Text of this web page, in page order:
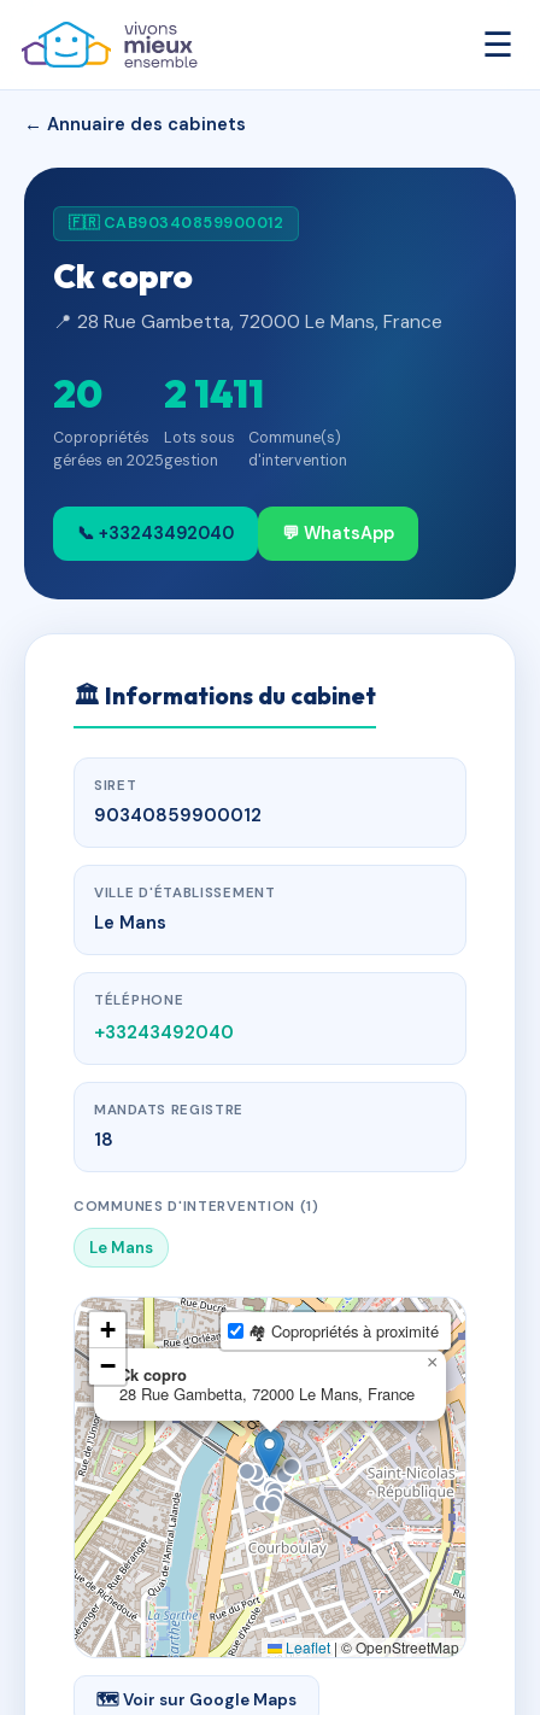
☰
← Annuaire des cabinets
🇫🇷 CAB90340859900012
Ck copro
📍 28 Rue Gambetta, 72000 Le Mans, France
20
Copropriétés
gérées en 2025
2 141
Lots sous
gestion
1
Commune(s)
d'intervention
📞 +33243492040 💬 WhatsApp
🏛 Informations du cabinet
SIRET
90340859900012
VILLE D'ÉTABLISSEMENT
Le Mans
TÉLÉPHONE
+33243492040
MANDATS REGISTRE
18
COMMUNES D'INTERVENTION (1)
Le Mans
Ck copro
28 Rue Gambetta, 72000 Le Mans, France
×
+
−
🏘 Copropriétés à proximité
Leaflet | © OpenStreetMap
🗺 Voir sur Google Maps